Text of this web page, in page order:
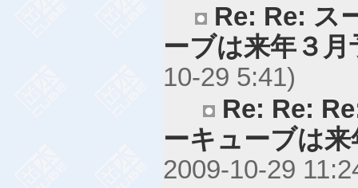
Re: Re: ス
ーブは来年３月
10-29 5:41)
Re: Re:
ーキューブは
2009-10-29